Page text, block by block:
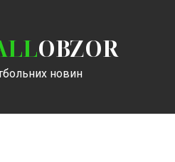
OBZOR
новин